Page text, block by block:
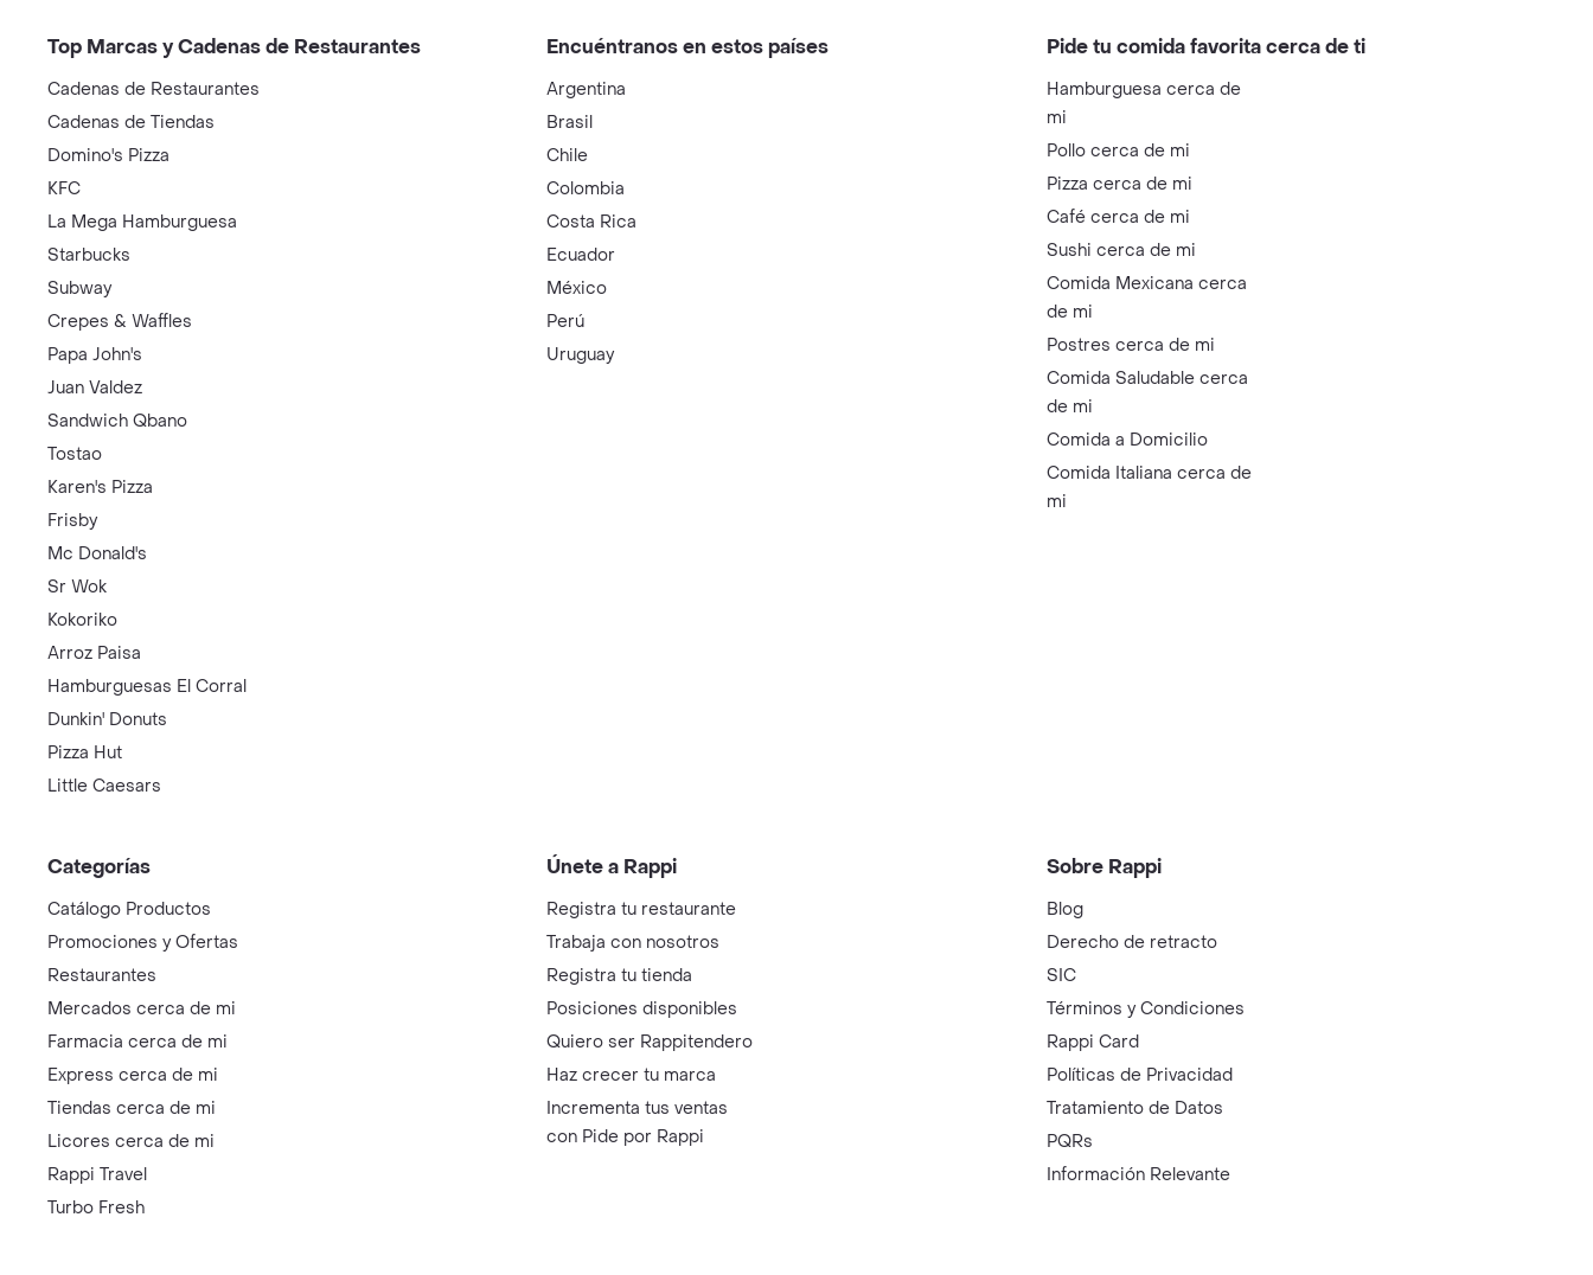
Top Marcas y Cadenas de Restaurantes
Cadenas de Restaurantes
Cadenas de Tiendas
Domino's Pizza
KFC
La Mega Hamburguesa
Starbucks
Subway
Crepes & Waffles
Papa John's
Juan Valdez
Sandwich Qbano
Tostao
Karen's Pizza
Frisby
Mc Donald's
Sr Wok
Kokoriko
Arroz Paisa
Hamburguesas El Corral
Dunkin' Donuts
Pizza Hut
Little Caesars
Encuéntranos en estos países
Argentina
Brasil
Chile
Colombia
Costa Rica
Ecuador
México
Perú
Uruguay
Pide tu comida favorita cerca de ti
Hamburguesa cerca de
mi
Pollo cerca de mi
Pizza cerca de mi
Café cerca de mi
Sushi cerca de mi
Comida Mexicana cerca
de mi
Postres cerca de mi
Comida Saludable cerca
de mi
Comida a Domicilio
Comida Italiana cerca de
mi
Categorías
Catálogo Productos
Promociones y Ofertas
Restaurantes
Mercados cerca de mi
Farmacia cerca de mi
Express cerca de mi
Tiendas cerca de mi
Licores cerca de mi
Rappi Travel
Turbo Fresh
Únete a Rappi
Registra tu restaurante
Trabaja con nosotros
Registra tu tienda
Posiciones disponibles
Quiero ser Rappitendero
Haz crecer tu marca
Incrementa tus ventas
con Pide por Rappi
Sobre Rappi
Blog
Derecho de retracto
SIC
Términos y Condiciones
Rappi Card
Políticas de Privacidad
Tratamiento de Datos
PQRs
Información Relevante